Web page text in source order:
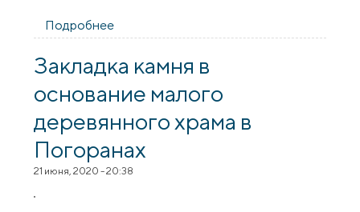
Подробнее
креста для строящегося храма в
Закладка камня в
основание малого
деревянного храма в
Погоранах
21 июня, 2020 - 20:38